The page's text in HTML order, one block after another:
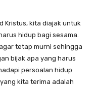
Kristus, kita diajak untuk
hidup bagi sesama.
tetap murni sehingga
bijak apa yang harus
persoalan hidup.
kita terima adalah